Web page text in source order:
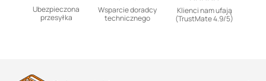
Ubezpieczona
przesyłka
Wsparcie doradcy
technicznego
Klienci nam ufają
(TrustMate 4.9/5)